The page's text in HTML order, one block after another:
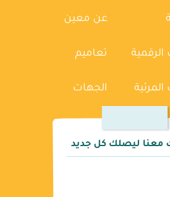
عن معين
الرقمية تعاميم
المرئية الجهات
معنا ليصلك كل جديد